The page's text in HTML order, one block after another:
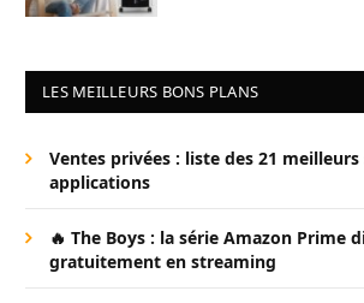
LES MEILLEURS BONS PLANS
Ventes privées : liste des 21
applications
🔥 The Boys : la série Amazon Prime
gratuitement en streaming